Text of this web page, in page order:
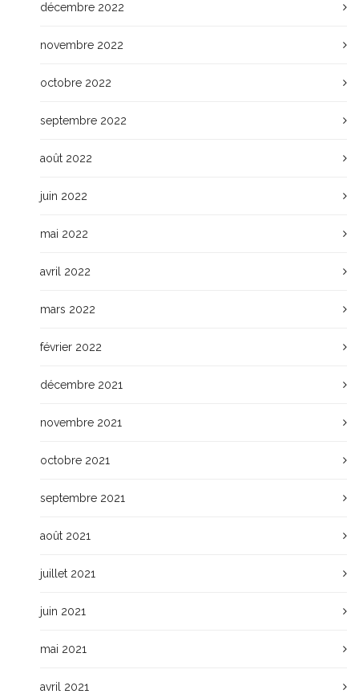
décembre 2022
novembre 2022
octobre 2022
septembre 2022
août 2022
juin 2022
mai 2022
avril 2022
mars 2022
février 2022
décembre 2021
novembre 2021
octobre 2021
septembre 2021
août 2021
juillet 2021
juin 2021
mai 2021
avril 2021